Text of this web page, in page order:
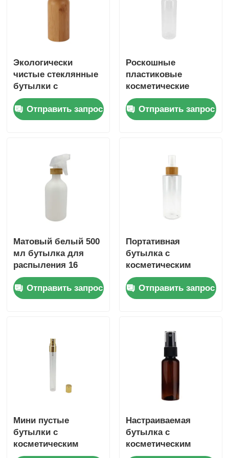
Экологически
чистые стеклянные
бутылки с
парфюмерным
спреем 5 мл 15 мл
30 мл 150 мл
Отправить запрос
Роскошные
пластиковые
косметические
спрейные бутылки
100 мл 200 мл
Бамбуковые
Отправить запрос
Матовый белый 500
мл бутылка для
распыления 16
унций
Отправить запрос
Портативная
бутылка с
косметическим
спреем Прозрачная
бутылка с
парфюмерным
бамбуковой
крышкой
Отправить запрос
Мини пустые
бутылки с
косметическим
спреем 2 мл 3 мл 5
Настраиваемая
бутылка с
косметическим
спреем 60 мл 2